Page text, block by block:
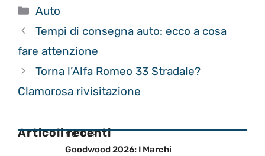
Categorie
Auto
Tempi di consegna auto: ecco a cosa
fare attenzione
Torna l’Alfa Romeo 33 Stradale?
Clamorosa rivisitazione
Articoli recenti
MOTOGP
Goodwood 2026: I Marchi